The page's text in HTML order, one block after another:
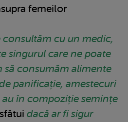
femeilor
consultăm cu un medic,
singurul care ne poate
să consumăm alimente
panificație, amestecuri
au în compoziție semințe
dacă ar fi sigur